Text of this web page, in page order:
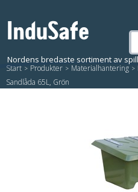
Start / Produkter / Materialhantering /
Sandlåda 65L, Grön